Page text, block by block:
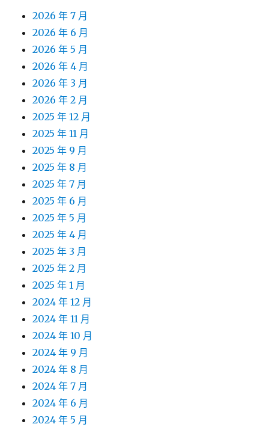
2026 年 7 月
2026 年 6 月
2026 年 5 月
2026 年 4 月
2026 年 3 月
2026 年 2 月
2025 年 12 月
2025 年 11 月
2025 年 9 月
2025 年 8 月
2025 年 7 月
2025 年 6 月
2025 年 5 月
2025 年 4 月
2025 年 3 月
2025 年 2 月
2025 年 1 月
2024 年 12 月
2024 年 11 月
2024 年 10 月
2024 年 9 月
2024 年 8 月
2024 年 7 月
2024 年 6 月
2024 年 5 月